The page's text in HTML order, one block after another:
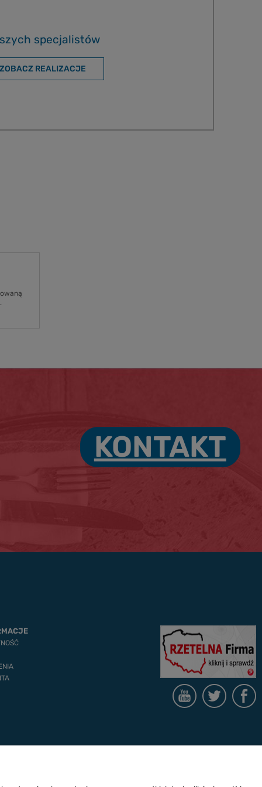
specjalistów
ZOBACZ REALIZACJE
KONTAKT